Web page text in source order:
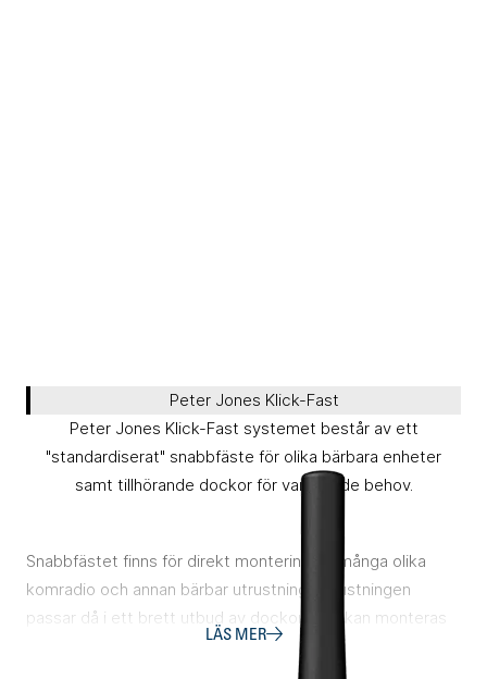
Peter Jones Klick-Fast
Peter Jones Klick-Fast systemet består av ett
"standardiserat" snabbfäste för olika bärbara enheter
samt tillhörande dockor för varierande behov.
Snabbfästet finns för direkt montering på många olika
komradio och annan bärbar utrustning. Utrustningen
passar då i ett brett utbud av dockor som kan monteras
på kläder, bälten, styren och hölsterlösningar - permanent
LÄS MER